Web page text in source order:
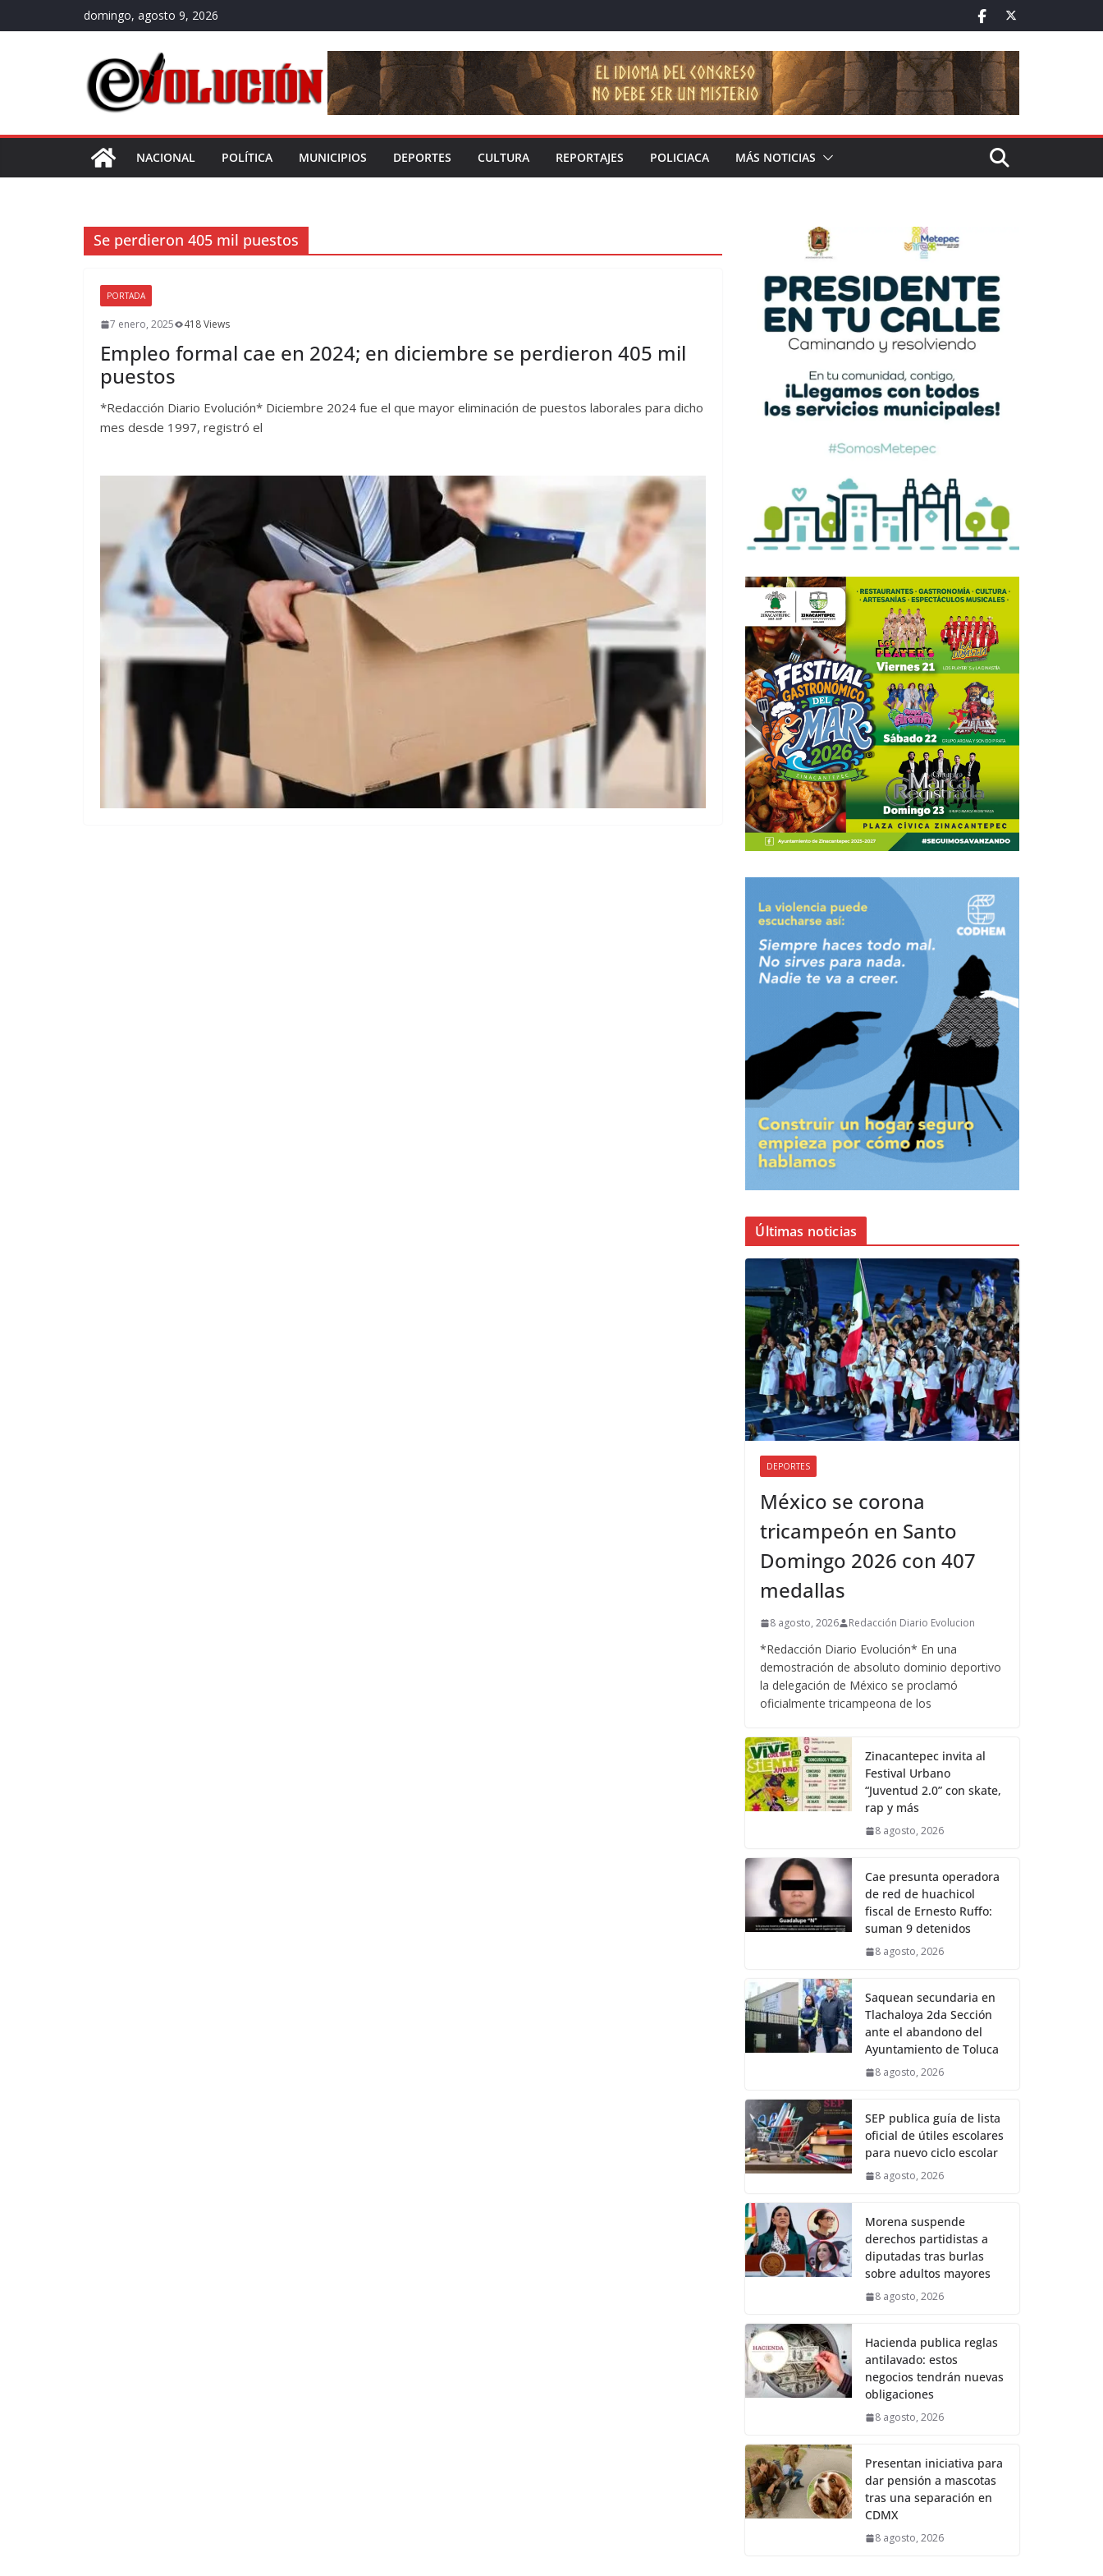
al
domingo, agosto 9, 2026
NACIONAL POLÍTICA MUNICIPIOS DEPORTES CULTURA REPORTAJES POLICIACA MÁS NOTICIAS
Se perdieron 405 mil puestos
PORTADA
7 enero, 2025 418 Views
Empleo formal cae en 2024; en diciembre se perdieron 405 mil
puestos
*Redacción Diario Evolución* Diciembre 2024 fue el que mayor eliminación de puestos laborales para dicho
mes desde 1997, registró el
Últimas noticias
DEPORTES
México se corona
tricampeón en Santo
Domingo 2026 con 407
medallas
8 agosto, 2026 Redacción Diario Evolucion
*Redacción Diario Evolución* En una
demostración de absoluto dominio deportivo
la delegación de México se proclamó
oficialmente tricampeona de los
Zinacantepec invita al
Festival Urbano
“Juventud 2.0” con skate,
rap y más
8 agosto, 2026
Cae presunta operadora
de red de huachicol
fiscal de Ernesto Ruffo:
suman 9 detenidos
8 agosto, 2026
Saquean secundaria en
Tlachaloya 2da Sección
ante el abandono del
Ayuntamiento de Toluca
8 agosto, 2026
SEP publica guía de lista
oficial de útiles escolares
para nuevo ciclo escolar
8 agosto, 2026
Morena suspende
derechos partidistas a
diputadas tras burlas
sobre adultos mayores
8 agosto, 2026
Hacienda publica reglas
antilavado: estos
negocios tendrán nuevas
obligaciones
8 agosto, 2026
Presentan iniciativa para
dar pensión a mascotas
tras una separación en
CDMX
8 agosto, 2026